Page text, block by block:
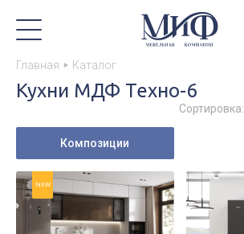
Главная Каталог
Кухни МДФ Техно-6
Сортировка:
Композиции
NEW